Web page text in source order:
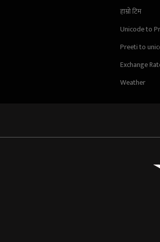
हाम्रो टिम
Unicode to
Preeti to
Exchange
Weather